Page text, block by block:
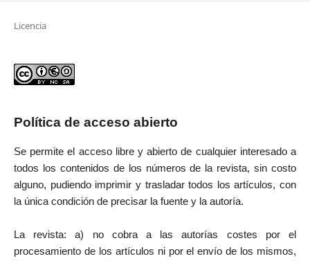
Licencia
Política de acceso abierto
Se permite el acceso libre y abierto de cualquier interesado a
todos los contenidos de los números de la revista, sin costo
alguno, pudiendo imprimir y trasladar todos los artículos, con
la única condición de precisar la fuente y la autoría.
La revista: a) no cobra a las autorías costes por el
procesamiento de los artículos ni por el envío de los mismos,